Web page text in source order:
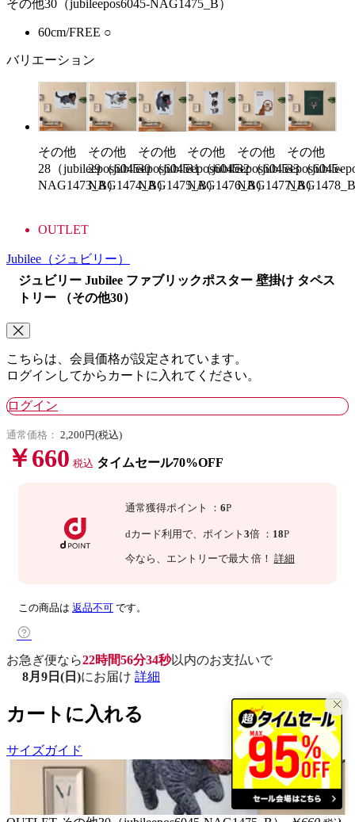
その他30（jubileepos6045-NAG1475_B）
60cm/FREE ○
バリエーション
その他
28（jubileepos6045-
NAG1473_B）
その他
29（jubileepos6045-
NAG1474_B）
その他
30（jubileepos6045-
NAG1475_B）
その他
31（jubileepos6045-
NAG1476_B）
その他
32（jubileepos6045-
NAG1477_B）
その他
33（
OUTLET
Jubilee （ジュビリー）
ジュビリー Jubilee ファブリックポスター 壁掛け タペス
トリー （その他30）
こちらは、会員価格が設定されています。
ログインしてからカートに入れてください。
ログイン
通常価格： 2,200円(税込)
￥660 税込 タイムセール70%OFF
通常獲得ポイント ： 6P
dカード利用で、 ポイント 3倍 ： 18P
今なら 、エントリーで最大 倍！ 詳細
この商品は 返品不可 です。
お急ぎ便なら22時間56分32秒以内のお支払いで
8月9日(日)にお届け 詳細
カートに入れる
サイズガイド